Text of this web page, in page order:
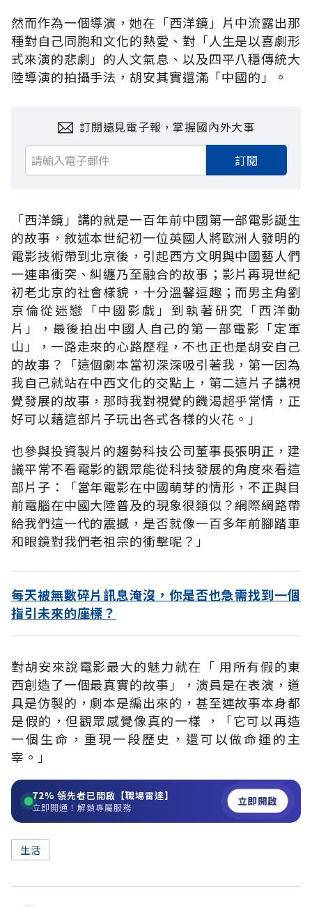
然而作為一個導演，她在「西洋鏡」片中流露出那
種對自己同胞和文化的熱愛、對「人生是以喜劇形
式來演的悲劇」的人文氣息、以及四平八穩傳統大
陸導演的拍攝手法，胡安其實還滿「中國的」。
訂閱遠見電子報，掌握國內外大事
訂閱
「西洋鏡」講的就是一百年前中國第一部電影誕生
的故事，敘述本世紀初一位英國人將歐洲人發明的
電影技術帶到北京後，引起西方文明與中國藝人們
一連串衝突、糾纏乃至融合的故事；影片再現世紀
初老北京的社會樣貌，十分溫馨逗趣；而男主角劉
京倫從迷戀「中國影戲」到執著研究「西洋動
片」，最後拍出中國人自己的第一部電影「定軍
山」，一路走來的心路歷程，不也正也是胡安自己
的故事？「這個劇本當初深深吸引著我，第一因為
我自己就站在中西文化的交點上，第二這片子講視
覺發展的故事，那時我對視覺的饑渴超乎常情，正
好可以藉這部片子玩出各式各樣的火花。」
也參與投資製片的趨勢科技公司董事長張明正，建
議平常不看電影的觀眾能從科技發展的角度來看這
部片子：「當年電影在中國萌芽的情形，不正與目
前電腦在中國大陸普及的現象很類似？網際網路帶
給我們這一代的震撼，是否就像一百多年前腳踏車
和眼鏡對我們老祖宗的衝擊呢？」
每天被無數碎片訊息淹沒，你是否也急需找到一個
指引未來的座標？
對胡安來說電影最大的魅力就在「 用所有假的東
西創造了一個最真實的故事」，演員是在表演，道
具是仿製的，劇本是編出來的，甚至連故事本身都
是假的，但觀眾感覺像真的一樣 ，「它可以再造
一個生命，重現一段歷史，還可以做命運的主
宰。」
72% 領先者已開啟【職場雷達】
立即開通！解鎖專屬服務 立即開啟
生活